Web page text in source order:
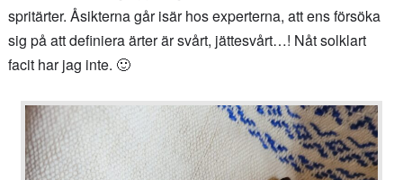
spritärter. Åsikterna går isär hos experterna, att ens försöka
sig på att definiera ärter är svårt, jättesvårt…! Nåt solklart
facit har jag inte. 🙂